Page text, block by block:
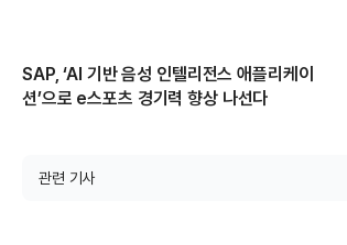
SAP, ‘AI 기반 음성 인텔리전스 애플리케이
션’으로 e스포츠 경기력 향상 나선다
관련 기사